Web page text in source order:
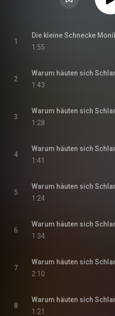
1
Die kleine Schnecke
1:55
2
Warum häuten sich
1:43
3
Warum häuten sich
1:28
4
Warum häuten sich
1:41
5
Warum häuten sich
1:24
6
Warum häuten sich
1:34
7
Warum häuten sich
2:10
8
Warum häuten sich
1:21